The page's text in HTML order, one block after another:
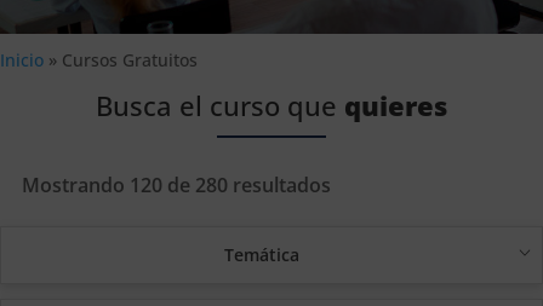
Inicio » Cursos Gratuitos
Busca el curso que quieres
Mostrando 120 de 280 resultados
Temática